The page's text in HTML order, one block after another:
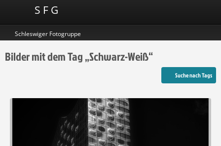
S F G
Schleswiger Fotogruppe
Bilder mit dem Tag „Schwarz-Weiß“
Suche nach Tags